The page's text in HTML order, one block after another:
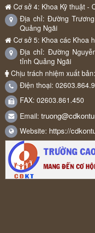
Cơ sở 4: Khoa Kỹ thuật -
Địa chỉ: Đường
Quảng Ngãi
Cơ sở 5: Khoa các Khoa
Địa chỉ: Đường
tỉnh Quảng Ngãi
Chịu trách nhiệm xuất
Điện thoại:
FAX: 02603.861.450
Email:
Website: https://